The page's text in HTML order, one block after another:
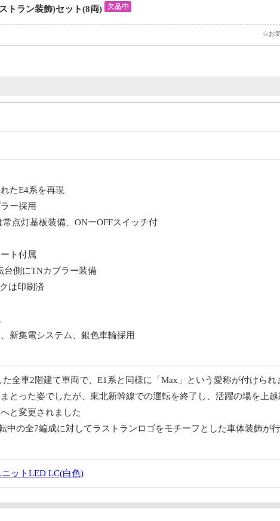
トラン装飾)セット(8両)
☆お
たE4系を再現
ー採用
点灯基板装備、ONーOFFスイッチ付
ト付属
台側にTNカプラー装備
は印刷済
新集電システム、銀色車輪採用
た全車2階建て車両で、E1系と同様に「Max」という愛称が付けられ
とった姿でしたが、東北新幹線での運転を終了し、活躍の場を上
と変更されました
中の全7編成に対してラストランロゴをモチーフとした車体装飾が
ットLED LC(白色)